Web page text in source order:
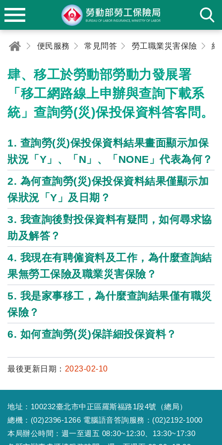
便民服務 常見問答 勞工職業災害保險 納
肆、移工於勞動部勞動力發展署
「移工網路線上申辦與查詢下載系
統」查詢勞(災)保投保資料答客問。
1. 查詢勞(災)保投保資料結果畫面顯示加保
狀況「Y」、「N」、「NONE」代表為何？
2. 為何查詢勞(災)保投保資料結果僅顯示加
保狀況「Y」及日期？
3. 我查詢後對投保資料有疑問，如何尋求協
助及解答？
4. 我現在有聘僱資料及工作，為什麼查詢結
果無勞工保險及職業災害保險？
5. 我是家事移工，為什麼查詢結果僅有職災
保險？
6. 如何查詢勞(災)保詳細投保資料？
最後更新日期： 2023-02-10
地址：100232臺北市中正區羅斯福路1段4號（總局）
總機：(02)2396-1266 電腦語音答詢服務：(02)2192-1000
本局辦公時間：週一至週五 08:30~12:30、13:30~17:30